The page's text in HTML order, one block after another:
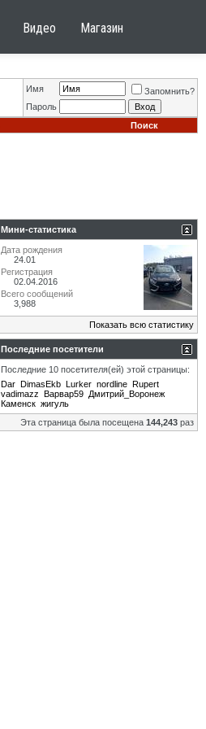
Видео Магазин
Имя
Запомнить?
Пароль
Поиск
Мини-статистика
Дата рождения
24.01
Регистрация
02.04.2016
Всего сообщений
3,988
Показать всю статистику
Последние посетители
Последние 10 посетителя(ей) этой страницы:
Dar DimasEkb Lurker nordline Rupert
vadimazz Варвар59 Дмитрий_Воронеж
Каменск жигуль
Эта страница была посещена 144,243 раз